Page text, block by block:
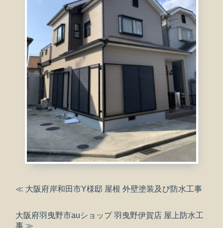
≪ 大阪府岸和田市Y様邸 屋根 外壁塗装及び防水工事
大阪府羽曳野市auショップ 羽曳野伊賀店 屋上防水工
事 ≫